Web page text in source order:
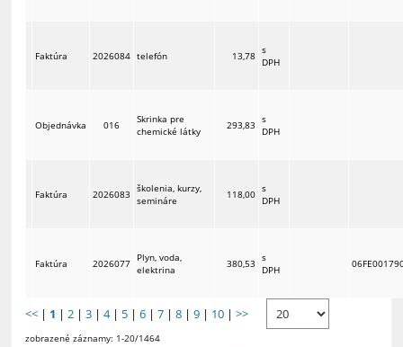
Faktúra 2026084 telefón 13,78 s
DPH
Objednávka 016
Skrinka pre
chemické látky
293,83 s
DPH
Faktúra 2026083 školenia, kurzy,
semináre
118,00 s
DPH
Faktúra 2026077 Plyn, voda,
elektrina
380,53 s
DPH
<< | 1 |2 |3 |4| 5 |6 |7 |8 |9 | 10 |>>
zobrazené záznamy: 1-20/1464